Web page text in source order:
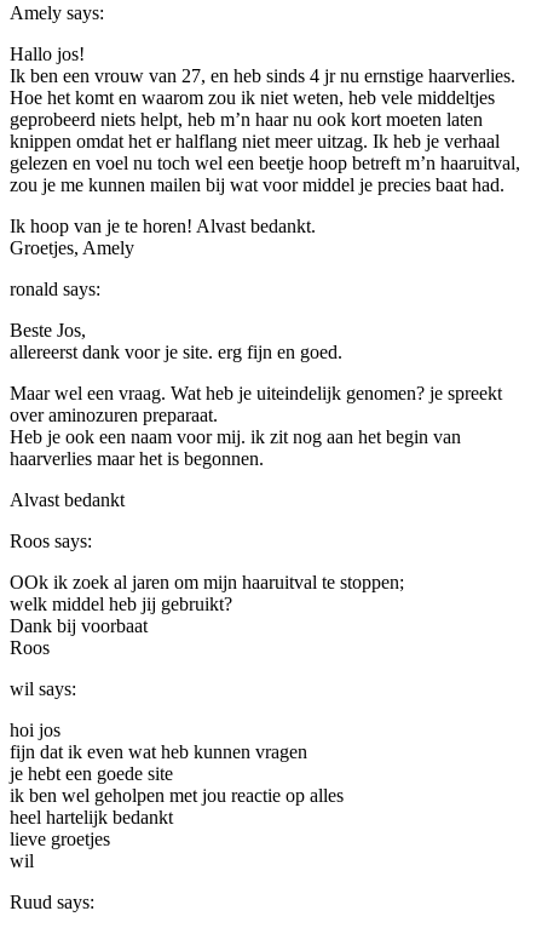
Amely says:
Hallo jos!
Ik ben een vrouw van 27, en heb sinds 4 jr nu ernstige haarverlies.
Hoe het komt en waarom zou ik niet weten, heb vele middeltjes
geprobeerd niets helpt, heb m’n haar nu ook kort moeten laten
knippen omdat het er halflang niet meer uitzag. Ik heb je verhaal
gelezen en voel nu toch wel een beetje hoop betreft m’n haaruitval,
zou je me kunnen mailen bij wat voor middel je precies baat had.
Ik hoop van je te horen! Alvast bedankt.
Groetjes, Amely
ronald says:
Beste Jos,
allereerst dank voor je site. erg fijn en goed.
Maar wel een vraag. Wat heb je uiteindelijk genomen? je spreekt
over aminozuren preparaat.
Heb je ook een naam voor mij. ik zit nog aan het begin van
haarverlies maar het is begonnen.
Alvast bedankt
Roos says:
OOk ik zoek al jaren om mijn haaruitval te stoppen;
welk middel heb jij gebruikt?
Dank bij voorbaat
Roos
wil says:
hoi jos
fijn dat ik even wat heb kunnen vragen
je hebt een goede site
ik ben wel geholpen met jou reactie op alles
heel hartelijk bedankt
lieve groetjes
wil
Ruud says: